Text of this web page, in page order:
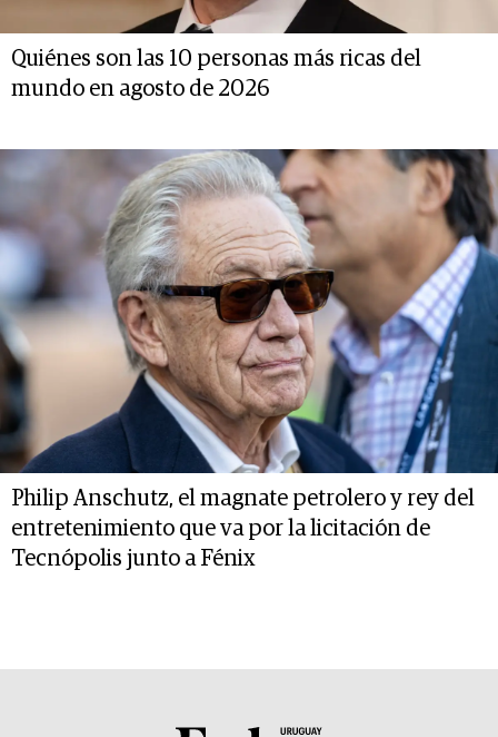
Quiénes son las 10 personas más ricas del
mundo en agosto de 2026
Philip Anschutz, el magnate petrolero y rey del
entretenimiento que va por la licitación de
Tecnópolis junto a Fénix